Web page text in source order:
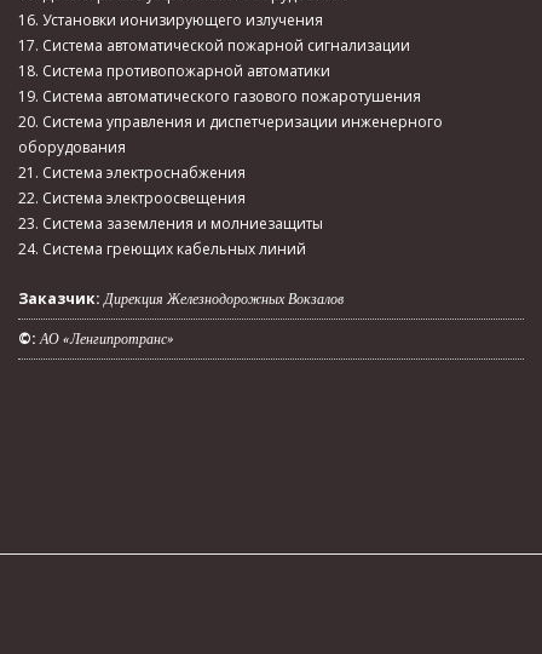
16. Установки ионизирующего излучения
17. Система автоматической пожарной сигнализации
18. Система противопожарной автоматики
19. Система автоматического газового пожаротушения
20. Система управления и диспетчеризации инженерного
оборудования
21. Система электроснабжения
22. Система электроосвещения
23. Система заземления и молниезащиты
24. Система греющих кабельных линий
Заказчик:Дирекция Железнодорожных Вокзалов
©:АО «Ленгипротранс»